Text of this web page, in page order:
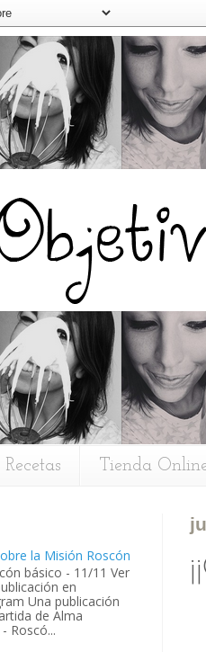
Recetas Tienda
la Misión Roscón
básico - 11/11 Ver
en
Una publicación
de Alma
Roscó...